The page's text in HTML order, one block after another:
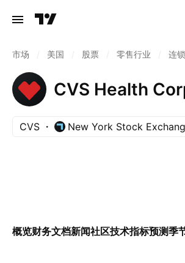
市场 美国 股票 零售行业 连
CVS Health
CVS New York Stock
概览财务文档新闻社区技术指标预测季